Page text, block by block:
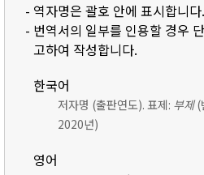
- 역자명은 괄호 안에 표시합니다.
- 번역서의 일부를 인용할 경우
고하여 작성합니다.
한국어
저자명 (출판연도). 표제: 부제(
2020년)
영어